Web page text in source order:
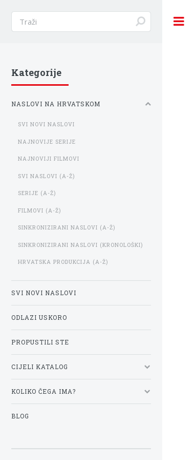
Kategorije
NASLOVI NA HRVATSKOM
SVI NOVI NASLOVI
NAJNOVIJE SERIJE
NAJNOVIJI FILMOVI
SVI NASLOVI (A-Ž)
SERIJE (A-Ž)
FILMOVI (A-Ž)
SINKRONIZIRANI NASLOVI (A-Ž)
SINKRONIZIRANI NASLOVI (KRONOLOŠKI)
HRVATSKA PRODUKCIJA (A-Ž)
SVI NOVI NASLOVI
ODLAZI USKORO
PROPUSTILI STE
CIJELI KATALOG
KOLIKO ČEGA IMA?
BLOG